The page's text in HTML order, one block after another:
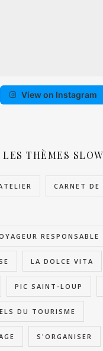
View on Instagram
LES THÈMES SLOW
CARNET DE
RESPONSABLE
LA DOLCE VITA
PIC SAINT-LOUP
DU TOURISME
S'ORGANISER